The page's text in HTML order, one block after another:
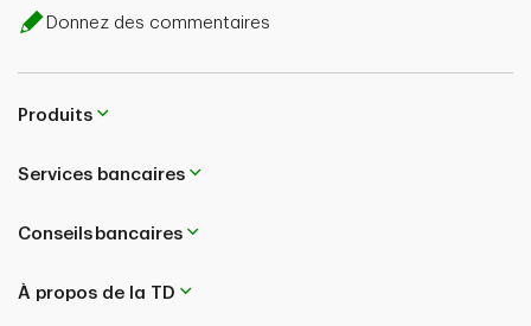
Donnez des commentaires
Produits
Services bancaires
Conseils bancaires
À propos de la TD